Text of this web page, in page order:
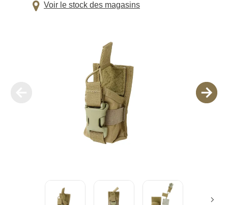
Voir le stock des magasins